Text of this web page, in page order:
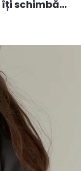
schimbă...